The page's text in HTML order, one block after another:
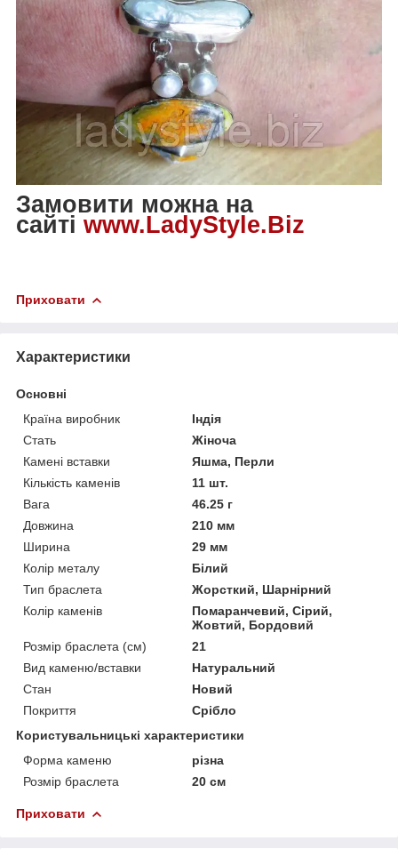
Замовити можна на
сайті www.LadyStyle.Biz
Приховати
Характеристики
Основні
Країна виробник
Індія
Стать
Жіноча
Камені вставки
Яшма, Перли
Кількість каменів
11 шт.
Вага
46.25 г
Довжина
210 мм
Ширина
29 мм
Колір металу
Білий
Тип браслета
Жорсткий, Шарнірний
Колір каменів
Помаранчевий, Сірий,
Жовтий, Бордовий
Розмір браслета (см)
21
Вид каменю/вставки
Натуральний
Стан
Новий
Покриття
Срібло
Користувальницькі характеристики
Форма каменю
різна
Розмір браслета
20 см
Приховати